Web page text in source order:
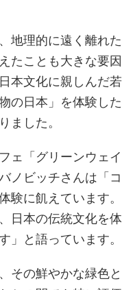
地理的に遠く離れた
たことも大きな要因
本文化に親しんだ若
の日本」を体験した
ました。
ェ「グリーンウェイ
ノビッチさんは「コ
験に飢えています。
日本の伝統文化を体
」と語っています。
その鮮やかな緑色と